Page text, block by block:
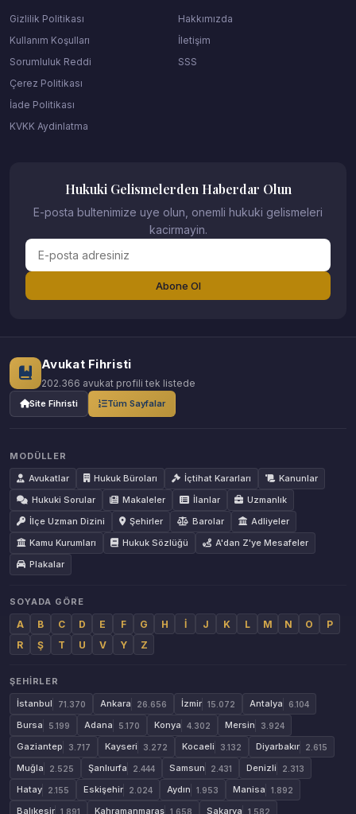
Gizlilik Politikası
Kullanım Koşulları
Sorumluluk Reddi
Çerez Politikası
İade Politikası
KVKK Aydinlatma
Hakkımızda
İletişim
SSS
Hukuki Gelismelerden Haberdar Olun
E-posta bultenimize uye olun, onemli hukuki gelismeleri
kacirmayin.
Abone Ol
Avukat Fihristi
202.366 avukat profili tek listede
Site Fihristi Tüm Sayfalar
MODÜLLER
Avukatlar
Hukuk Büroları İçtihat Kararları
Kanunlar
Hukuki Sorular
Makaleler İlanlar
Uzmanlık
İlçe Uzman Dizini
Şehirler Barolar
Adliyeler
Kamu Kurumları
Hukuk Sözlüğü
A'dan Z'ye Mesafeler
Plakalar
SOYADA GÖRE
A B C D E F G H İ J K L M N O
P
R
Ş T U V Y Z
ŞEHIRLER
İstanbul
71.370 Ankara 26.656 İzmir 15.072 Antalya 6.104
Bursa 5.199 Adana 5.170 Konya 4.302 Mersin 3.924
Gaziantep 3.717 Kayseri 3.272 Kocaeli 3.132 Diyarbakır 2.615
Muğla 2.525 Şanlıurfa 2.444 Samsun 2.431 Denizli 2.313
Hatay 2.155 Eskişehir 2.024 Aydın 1.953 Manisa 1.892
Balıkesir 1.891 Kahramanmaraş 1.658 Sakarya 1.582